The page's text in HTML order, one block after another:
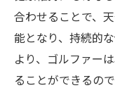
合わせることで、
能となり、持続的
より、ゴルファー
ることができるので